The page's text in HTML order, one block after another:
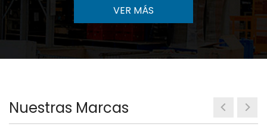
VER MÁS
Nuestras Marcas